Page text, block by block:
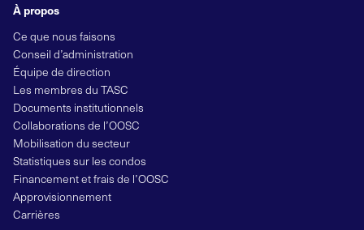
À propos
Ce que nous faisons
Conseil d’administration
Équipe de direction
Les membres du TASC
Documents institutionnels
Collaborations de l’OOSC
Mobilisation du secteur
Statistiques sur les condos
Financement et frais de l’OOSC
Approvisionnement
Carrières